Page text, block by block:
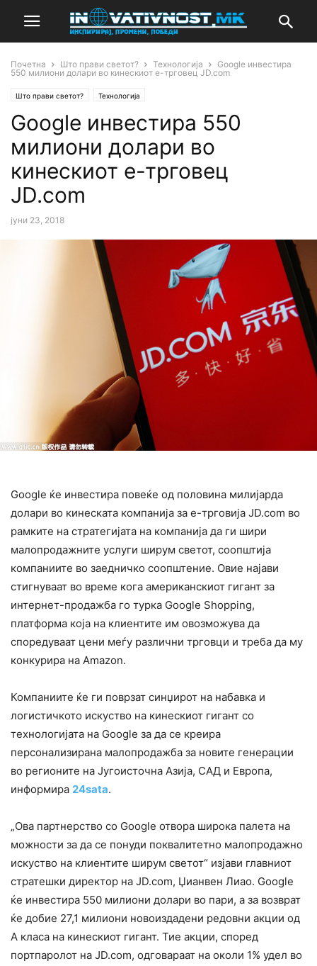
Почетна Што прави светот? Технологија
Google инвестира
550 милиони долари во кинескиот е-трговец JD.com
Што прави светот? Технологија
Google инвестира 550
милиони долари во
кинескиот е-трговец
JD.com
јуни 23, 2018
Google ќе инвестира повеќе од половина милијарда
долари во кинеската компанија за е-трговија JD.com во
рамките на стратегијата на компанија да ги шири
малопродажните услуги ширум светот, соопштија
компаниите во заедничко соопштение. Овие најави
стигнуваат во време кога американскиот гигант за
интернет-продажба го турка Google Shopping,
платформа која на клиентите им овозможува да
споредуваат цени меѓу различни трговци и треба да му
конкурира на Amazon.
Компаниите ќе ги поврзат синџирот на набавка и
логистичкото искуство на кинескиот гигант со
технологијата на Google за да се креира
персонализирана малопродажба за новите генерации
во регионите на Југоисточна Азија, САД и Европа,
информира 24sata.
„Ова партнерство со Google отвора широка палета на
можности за да се понуди поквалитетно малопродажно
искуство на клиентите ширум светот“ изјави главниот
стратешки директор на JD.com, Џианвен Лиао. Google
ќе инвестира 550 милиони долари во пари, а за возврат
ќе добие 27,1 милиони новоиздадени редовни акции од
А класа на кинескиот гигант. Тие акции, според
портпаролот на JD.com, одговараат на околи 1% удел во